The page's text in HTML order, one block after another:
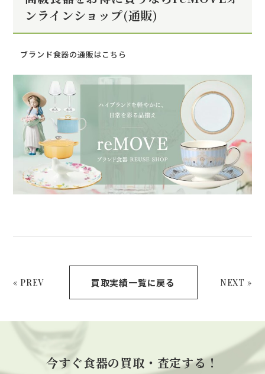
ンラインショップ(通販)
ブランド食器の通販はこちら
« PREV 買取実績一覧に戻る NEXT »
今すぐ食器の買取・査定する！